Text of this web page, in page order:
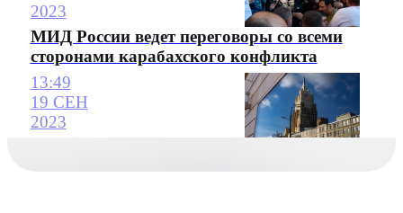
2023
МИД России ведет переговоры со всеми
сторонами карабахского конфликта
13:49
19 СЕН
2023